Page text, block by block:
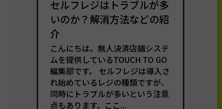
セルフレジはトラブルが多
いのか？解消方法などの紹
介
こんにちは。無人決済店舗システ
ムを提供しているTOUCH TO GO
編集部です。 セルフレジは導入さ
れ始めているレジの種類ですが、
同時にトラブルが多いという注意
点もあります。ここ...